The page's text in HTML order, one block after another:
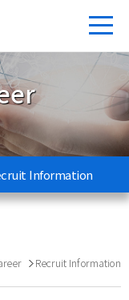
Information
Recruit Information